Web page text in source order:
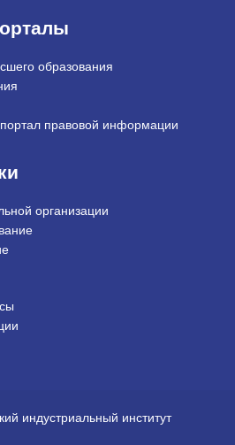
образования
правовой информации
организации
индустриальный институт